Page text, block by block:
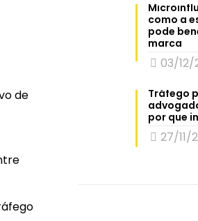
de
como a
pode
marca
03/12/
Tráfego
por que
27/11/